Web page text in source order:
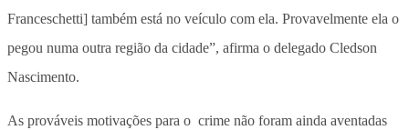
Franceschetti] também está no veículo com ela. Provavelmente ela o
pegou numa outra região da cidade”, afirma o delegado Cledson
Nascimento.
As prováveis motivações para o crime não foram ainda aventadas